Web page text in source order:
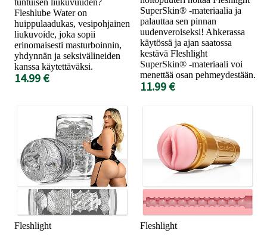
Fleshlube Water on
huippulaadukas, vesipohjainen
liukuvoide, joka sopii
erinomaisesti masturboinnin,
yhdynnän ja seksivälineiden
kanssa käytettäväksi.
14.99 €
SuperSkin® -materiaalia ja
palauttaa sen pinnan
uudenveroiseksi! Ahkerassa
käytössä ja ajan saatossa
kestävä Fleshlight
SuperSkin® -materiaali voi
menettää osan pehmeydestään.
11.99 €
Fleshlight Fleshlight